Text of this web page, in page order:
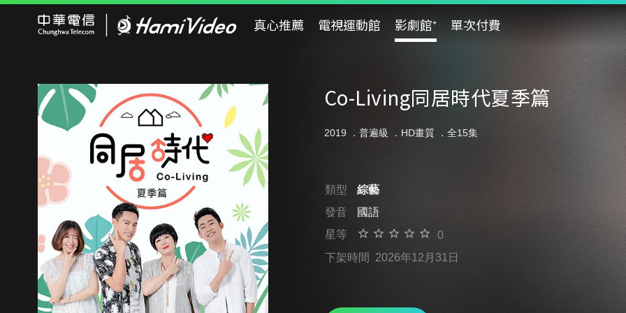
真心推薦 電視運動館 影劇館⁺ 單次付費
Co-Living同居時代夏季篇
2019 ． 普遍級 ．HD畫質 ．全15集
類型
綜藝
發音
國語
星等
0
下架時間 2026年12月31日